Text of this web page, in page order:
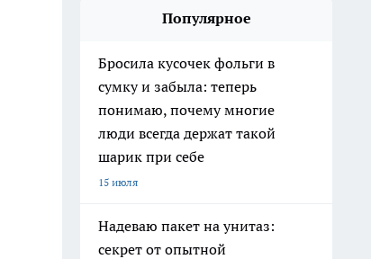
Популярное
Бросила кусочек фольги в
сумку и забыла: теперь
понимаю, почему многие
люди всегда держат такой
шарик при себе
15 июля
Надеваю пакет на унитаз:
секрет от опытной